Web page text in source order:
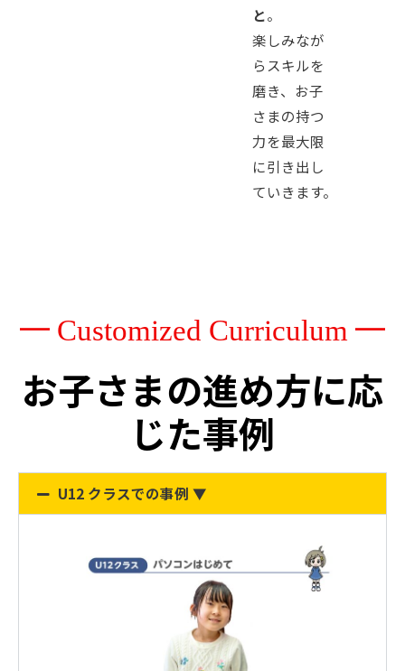
と。
楽しみなが
らスキルを
磨き、お子
さまの持つ
力を最大限
に引き出し
ていきます。
━ Customized Curriculum ━
お子さまの進め方に応
じた事例
U12 クラスでの事例 ▼